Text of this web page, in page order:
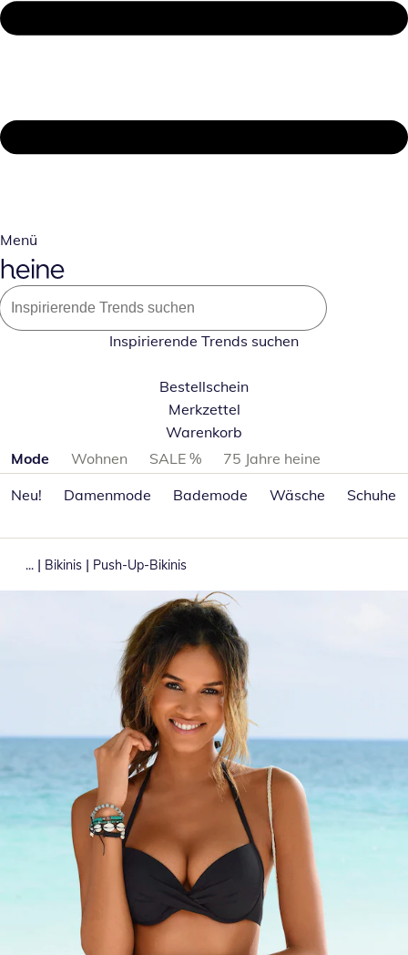
Menü
Inspirierende Trends suchen
Bestellschein
Merkzettel
Warenkorb
Produktkategorien überspringen
Mode Wohnen SALE %
75 Jahre heine
Neu!
Damenmode Bademode Wäsche Schuhe
... | Bikinis | Push-Up-Bikinis